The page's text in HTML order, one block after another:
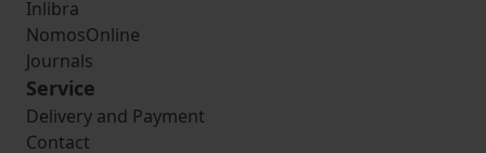
Inlibra
NomosOnline
Journals
Service
Delivery and Payment
Contact